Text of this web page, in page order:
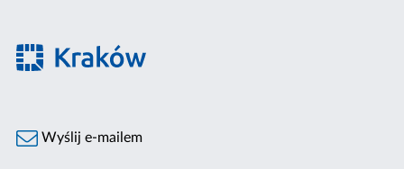
Wyślij e-mailem